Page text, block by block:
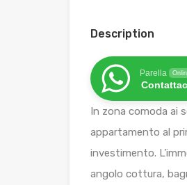
Description
Parella
In zona comoda ai
appartamento al
investimento.
angolo cottura,